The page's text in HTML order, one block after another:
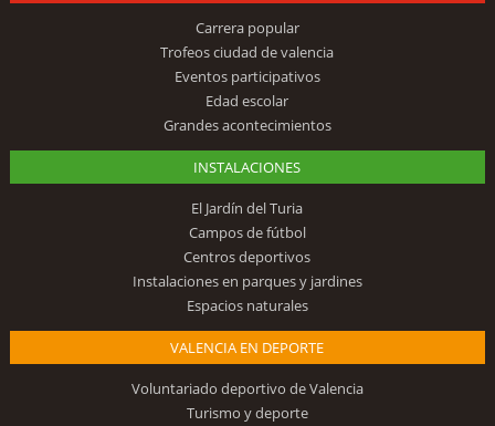
Carrera popular
Trofeos ciudad de valencia
Eventos participativos
Edad escolar
Grandes acontecimientos
INSTALACIONES
El Jardín del Turia
Campos de fútbol
Centros deportivos
Instalaciones en parques y jardines
Espacios naturales
VALENCIA EN DEPORTE
Voluntariado deportivo de Valencia
Turismo y deporte